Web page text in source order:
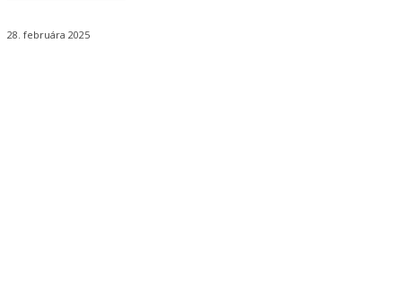
28. februára 2025